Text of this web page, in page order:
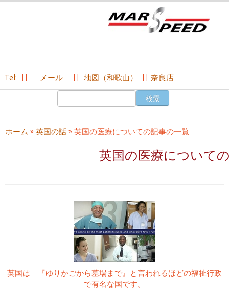
ン
Tel: メール 地図（和歌山） 奈良店
ホーム » 英国の話» 英国の医療についての記事の一覧
英国の医療について
英国は 『ゆりかごから墓場まで』と言われるほどの福祉行政
で有名な国です。